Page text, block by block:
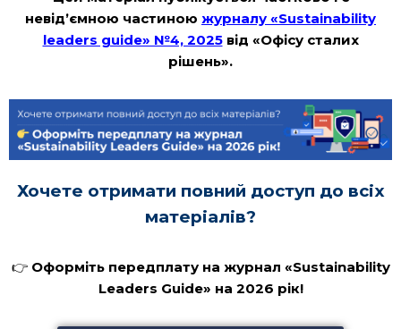
невідʼємною частиною журналу «Sustainability
leaders guide» №4, 2025від «Офісу сталих
рішень».
Хочете отримати повний доступ до всіх
матеріалів?
👉 Оформіть передплату на журнал «Sustainability
Leaders Guide» на 2026 рік!